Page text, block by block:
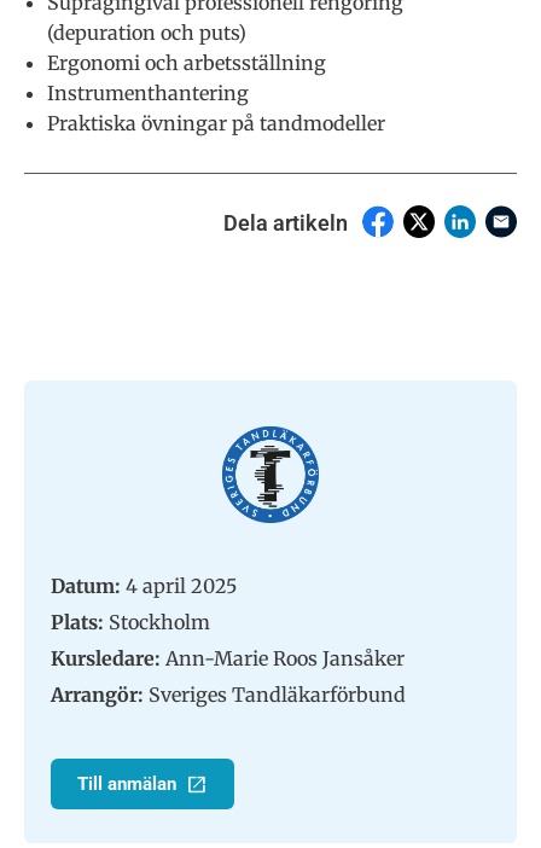
(depuration och puts)
Ergonomi och arbetsställning
Instrumenthantering
Praktiska övningar på tandmodeller
Dela artikeln
Datum: 4 april 2025
Plats: Stockholm
Kursledare: Ann-Marie Roos Jansåker
Arrangör: Sveriges Tandläkarförbund
Till anmälan